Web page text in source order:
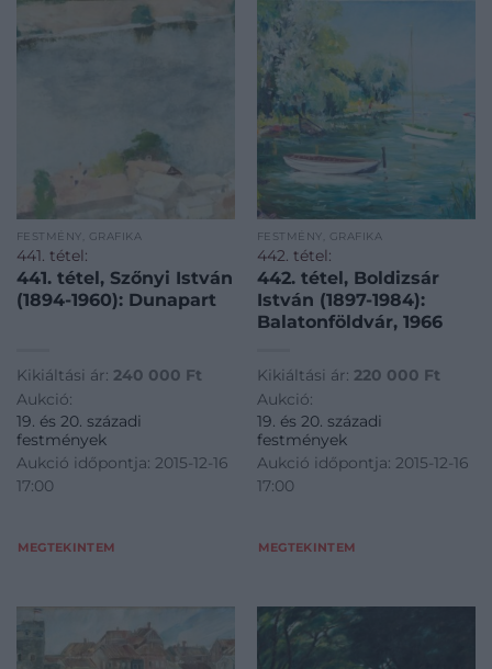
FESTMÉNY, GRAFIKA
441. tétel:
441. tétel, Szőnyi István
(1894-1960): Dunapart
Kikiáltási ár: 240 000 Ft
Aukció:
19. és 20. századi
festmények
Aukció időpontja: 2015-12-16
17:00
MEGTEKINTEM
FESTMÉNY, GRAFIKA
442. tétel:
442. tétel, Boldizsár
István (1897-1984):
Balatonföldvár, 1966
Kikiáltási ár: 220 000 Ft
Aukció:
19. és 20. századi
festmények
Aukció időpontja: 2015-12-16
17:00
MEGTEKINTEM